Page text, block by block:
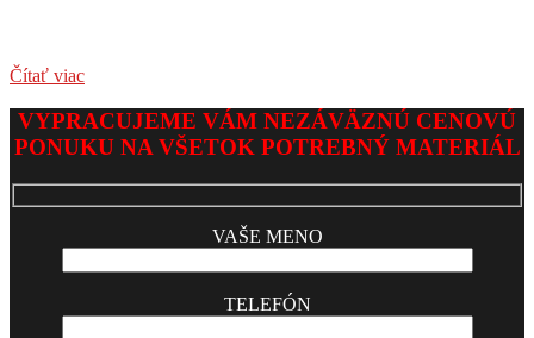
Čítať viac
2026-
02-
02
VYPRACUJEME VÁM NEZÁVÄZNÚ CENOVÚ
PONUKU NA VŠETOK POTREBNÝ MATERIÁL
VAŠE MENO
TELEFÓN